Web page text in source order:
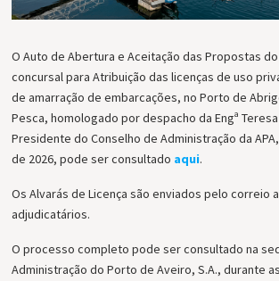
O Auto de Abertura e Aceitação das Propostas
concursal para Atribuição das licenças de uso
de amarração de embarcações, no Porto de
Pesca, homologado por despacho da Engª
Presidente do Conselho de Administração da
de 2026, pode ser consultado aqui.
Os Alvarás de Licença são enviados pelo correio
adjudicatários.
O processo completo pode ser consultado na
Administração do Porto de Aveiro, S.A., durante